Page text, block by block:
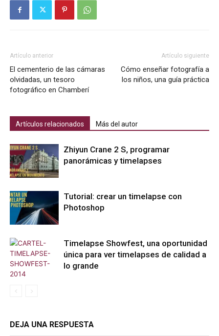
Artículo anterior
El cementerio de las cámaras
olvidadas, un tesoro
fotográfico en Chamberí
Artículo siguiente
Cómo enseñar fotografía a
los niños, una guía práctica
Artículos relacionados Más del autor
Zhiyun Crane 2 S, programar
panorámicas y timelapses
Tutorial: crear un timelapse con
Photoshop
Timelapse Showfest, una oportunidad
única para ver timelapses de calidad a
lo grande
DEJA UNA RESPUESTA